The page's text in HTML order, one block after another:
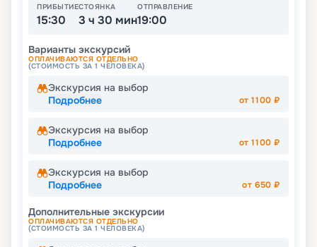
ПРИБЫТИЕ
15:30
СТОЯНКА
3 ч 30 мин
ОТПРАВЛЕНИЕ
19:00
Варианты экскурсий
ОПЛАЧИВАЮТСЯ ОТДЕЛЬНО
(СТОИМОСТЬ ЗА 1 ЧЕЛОВЕКА)
Экскурсия на выбор
Подробнее
от1100 ₽
Экскурсия на выбор
Подробнее
от1100 ₽
Экскурсия на выбор
Подробнее
от 650 ₽
Дополнительные экскурсии
ОПЛАЧИВАЮТСЯ ОТДЕЛЬНО
(СТОИМОСТЬ ЗА 1 ЧЕЛОВЕКА)